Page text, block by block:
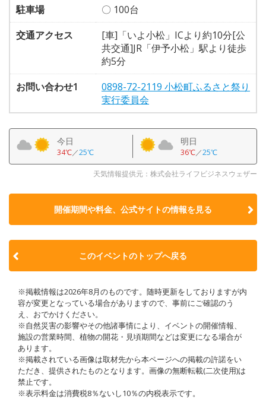
駐車場
〇 100台
交通アクセス
[車]「いよ小松」ICより約10分[公
共交通]JR「伊予小松」駅より徒歩
約5分
お問い合わせ1
0898-72-2119 小松町ふるさと祭り
実行委員会
今日
34℃／25℃
明日
36℃／25℃
天気情報提供元：株式会社ライフビジネスウェザー
開催期間や料金、公式サイトの情報を見る
このイベントのトップへ戻る
※掲載情報は2026年8月のものです。随時更新をしておりますが内
容が変更となっている場合がありますので、事前にご確認のう
え、おでかけください。
※自然災害の影響やその他諸事情により、イベントの開催情報、
施設の営業時間、植物の開花・見頃期間などは変更になる場合が
あります。
※掲載されている画像は取材先から本ページへの掲載の許諾をい
ただき、提供されたものとなります。画像の無断転載(二次使用)は
禁止です。
※表示料金は消費税8％ないし10％の内税表示です。